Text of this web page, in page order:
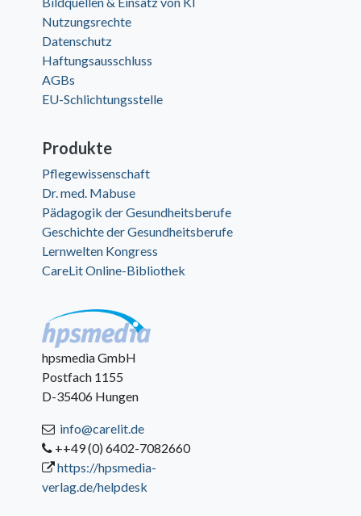
Nutzungsrechte
Datenschutz
Haftungsausschluss
AGBs
EU-Schlichtungsstelle
Produkte
Pflegewissenschaft
Dr. med. Mabuse
Pädagogik der Gesundheitsberufe
Geschichte der Gesundheitsberufe
Lernwelten Kongress
CareLit Online-Bibliothek
hpsmedia GmbH
Postfach 1155
D-35406 Hungen
info@carelit.de
++49 (0) 6402-7082660
https://hpsmedia-
verlag.de/helpdesk